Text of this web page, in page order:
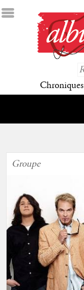
Chroniques
Groupe